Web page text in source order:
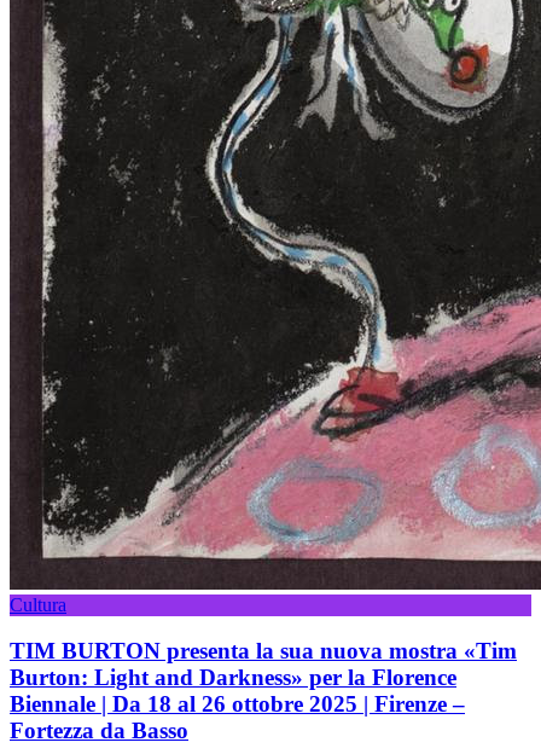
Cultura
TIM BURTON presenta la sua nuova mostra «Tim
Burton: Light and Darkness» per la Florence
Biennale | Da 18 al 26 ottobre 2025 | Firenze –
Fortezza da Basso